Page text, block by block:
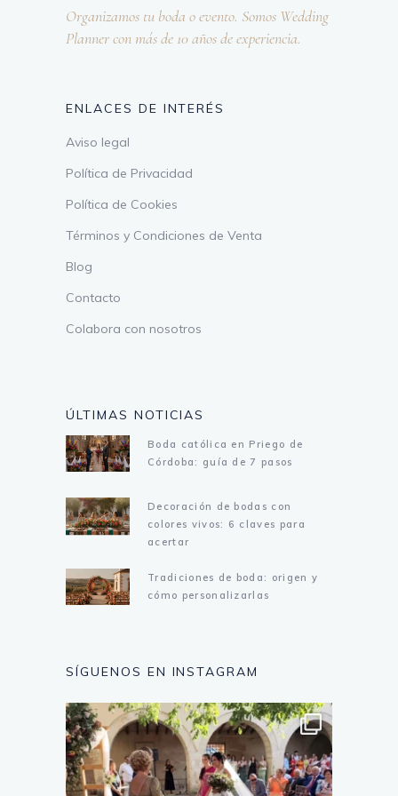
Organizamos tu boda o evento. Somos Wedding
Planner con más de 10 años de experiencia.
ENLACES DE INTERÉS
Aviso legal
Política de Privacidad
Política de Cookies
Términos y Condiciones de Venta
Blog
Contacto
Colabora con nosotros
ÚLTIMAS NOTICIAS
Boda católica en Priego de
Córdoba: guía de 7 pasos
Decoración de bodas con
colores vivos: 6 claves para
acertar
Tradiciones de boda: origen y
cómo personalizarlas
SÍGUENOS EN INSTAGRAM